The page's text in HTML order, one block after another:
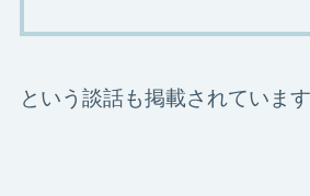
という談話も掲載されています